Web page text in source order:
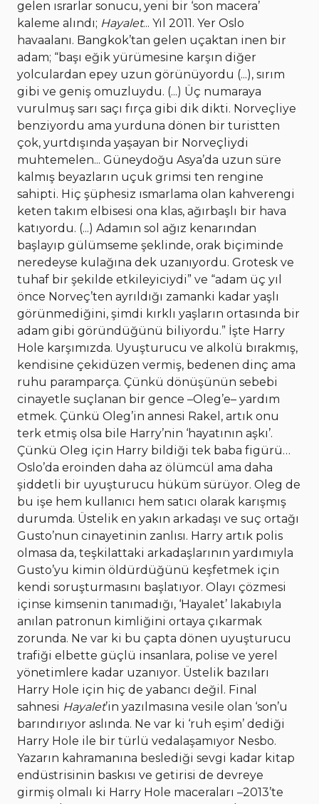
gelen ısrarlar sonucu, yeni bir ‘son macera’
kaleme alındı; Hayalet... Yıl 2011. Yer Oslo
havaalanı. Bangkok’tan gelen uçaktan inen bir
adam; “başı eğik yürümesine karşın diğer
yolculardan epey uzun görünüyordu (...), sırım
gibi ve geniş omuzluydu. (...) Üç numaraya
vurulmuş sarı saçı fırça gibi dik dikti. Norveçliye
benziyordu ama yurduna dönen bir turistten
çok, yurtdışında yaşayan bir Norveçliydi
muhtemelen... Güneydoğu Asya’da uzun süre
kalmış beyazların uçuk grimsi ten rengine
sahipti. Hiç şüphesiz ısmarlama olan kahverengi
keten takım elbisesi ona klas, ağırbaşlı bir hava
katıyordu. (...) Adamın sol ağız kenarından
başlayıp gülümseme şeklinde, orak biçiminde
neredeyse kulağına dek uzanıyordu. Grotesk ve
tuhaf bir şekilde etkileyiciydi” ve “adam üç yıl
önce Norveç’ten ayrıldığı zamanki kadar yaşlı
görünmediğini, şimdi kırklı yaşların ortasında bir
adam gibi göründüğünü biliyordu.” İşte Harry
Hole karşımızda. Uyuşturucu ve alkolü bırakmış,
kendisine çekidüzen vermiş, bedenen dinç ama
ruhu paramparça. Çünkü dönüşünün sebebi
cinayetle suçlanan bir gence –Oleg’e– yardım
etmek. Çünkü Oleg’in annesi Rakel, artık onu
terk etmiş olsa bile Harry’nin ‘hayatının aşkı’.
Çünkü Oleg için Harry bildiği tek baba figürü…
Oslo’da eroinden daha az ölümcül ama daha
şiddetli bir uyuşturucu hüküm sürüyor. Oleg de
bu işe hem kullanıcı hem satıcı olarak karışmış
durumda. Üstelik en yakın arkadaşı ve suç ortağı
Gusto’nun cinayetinin zanlısı. Harry artık polis
olmasa da, teşkilattaki arkadaşlarının yardımıyla
Gusto’yu kimin öldürdüğünü keşfetmek için
kendi soruşturmasını başlatıyor. Olayı çözmesi
içinse kimsenin tanımadığı, ‘Hayalet’ lakabıyla
anılan patronun kimliğini ortaya çıkarmak
zorunda. Ne var ki bu çapta dönen uyuşturucu
trafiği elbette güçlü insanlara, polise ve yerel
yönetimlere kadar uzanıyor. Üstelik bazıları
Harry Hole için hiç de yabancı değil. Final
sahnesi Hayalet’in yazılmasına vesile olan ‘son’u
barındırıyor aslında. Ne var ki ‘ruh eşim’ dediği
Harry Hole ile bir türlü vedalaşamıyor Nesbo.
Yazarın kahramanına beslediği sevgi kadar kitap
endüstrisinin baskısı ve getirisi de devreye
girmiş olmalı ki Harry Hole maceraları –2013’te